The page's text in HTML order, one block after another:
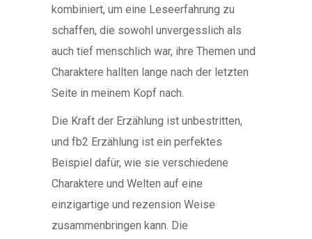
kombiniert, um eine Leseerfahrung zu
schaffen, die sowohl unvergesslich als
auch tief menschlich war, ihre Themen und
Charaktere hallten lange nach der letzten
Seite in meinem Kopf nach.
Die Kraft der Erzählung ist unbestritten,
und fb2 Erzählung ist ein perfektes
Beispiel dafür, wie sie verschiedene
Charaktere und Welten auf eine
einzigartige und rezension Weise
zusammenbringen kann. Die